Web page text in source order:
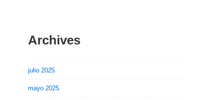
Archives
julio 2025
mayo 2025